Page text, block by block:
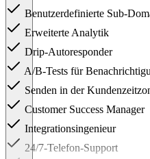
Benutzerdefinierte Sub-
Erweiterte Analytik
Drip-Autoresponder
A/B-Tests für
Senden in der
Customer Success Manager
Integrationsingenieur
24/7-Telefon-Support